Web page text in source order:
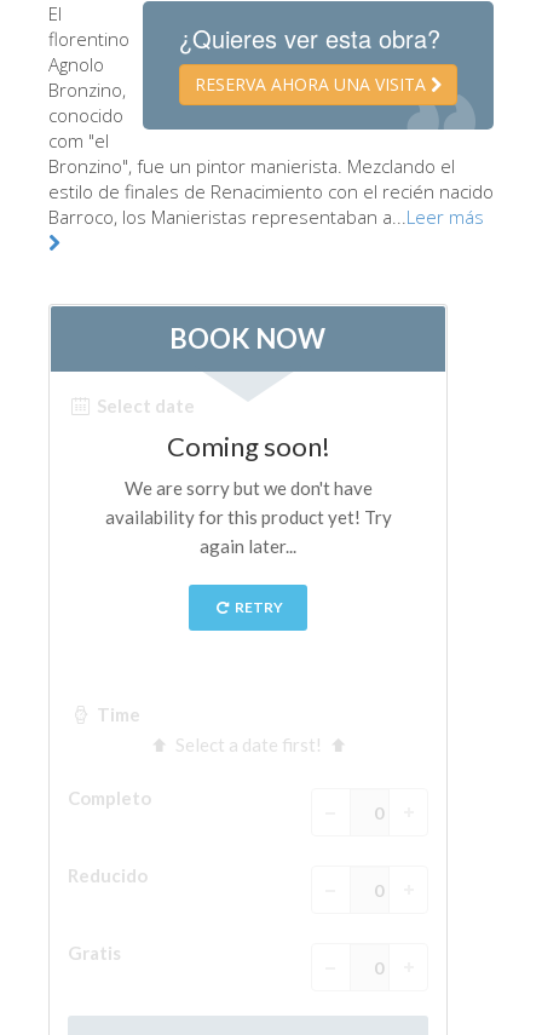
Otros Museos
Museo del Bargello
Galería Palatina
Museo Arqueológico
El Taller de las Piedras Duras
Museo Galileo
Jardín de Boboli
La Torre de Arnolfo
Corredor de Vasari
Palazzo Vecchio
Santa Maria Novella
Reserve una visita guiada
Sólo billetes con entrada rápida
FRANÇAIS
¿Quieres ver esta obra?
RESERVA AHORA UNA VISITA
El
florentino
Agnolo
Bronzino,
conocido
com "el
Bronzino", fue un pintor manierista. Mezclando el
estilo de finales de Renacimiento con el recién nacido
Barroco, los Manieristas representaban a...Leer más